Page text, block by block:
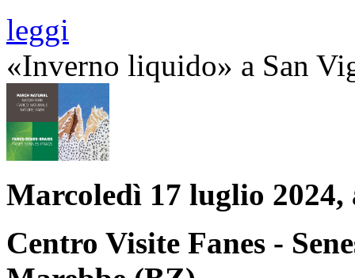
leggi
«Inverno liquido» a San
Marcoledì 17 luglio 2024,
Centro Visite Fanes -